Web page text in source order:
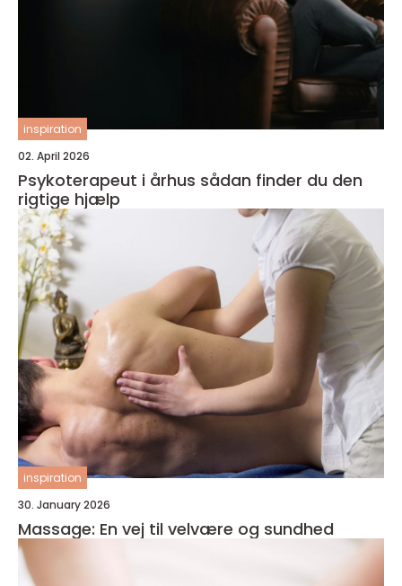
inspiration
02. April 2026
Psykoterapeut i århus sådan finder du den
rigtige hjælp
inspiration
30. January 2026
Massage: En vej til velvære og sundhed